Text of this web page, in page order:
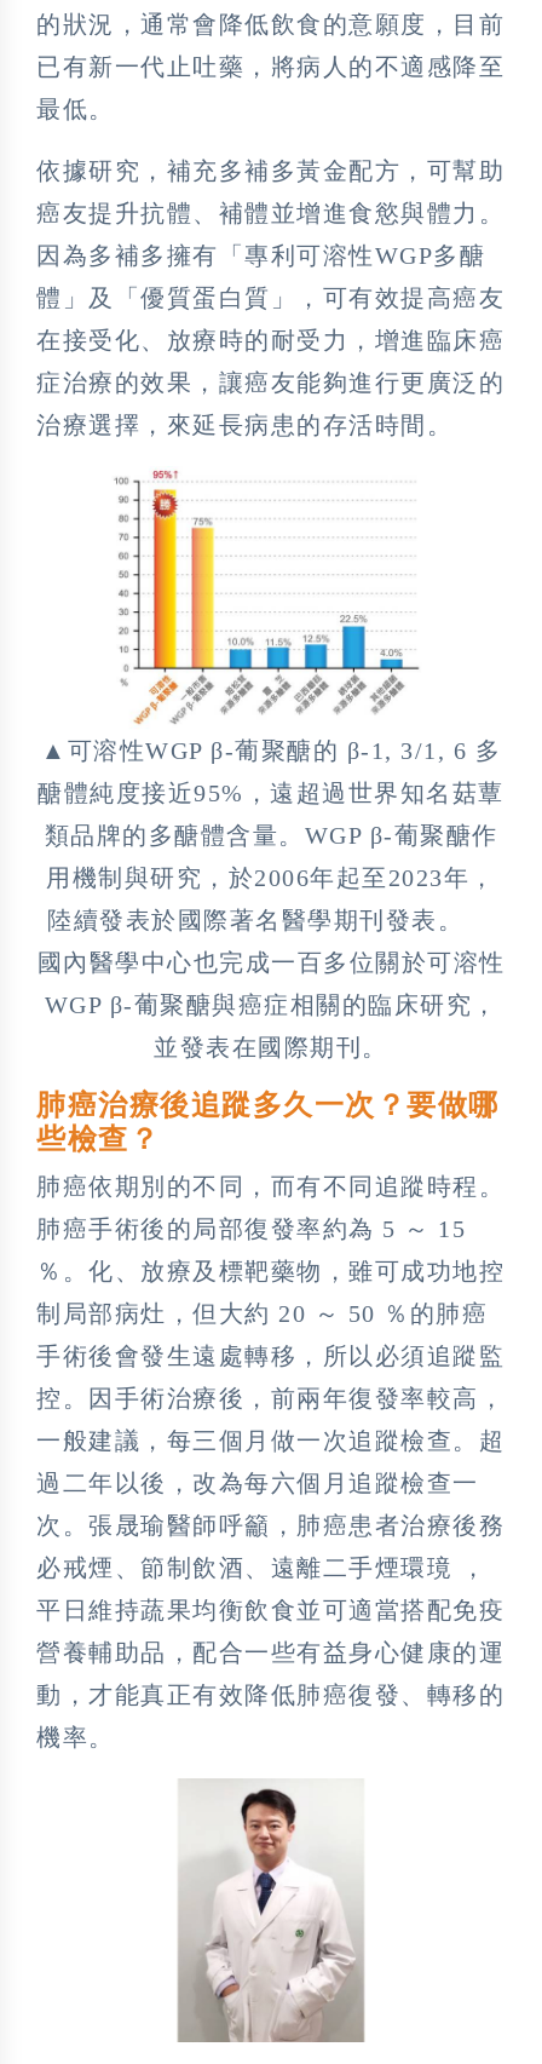
的狀況，通常會降低飲食的意願度，目前
已有新一代止吐藥，將病人的不適感降至
最低。
依據研究，補充多補多黃金配方，可幫助
癌友提升抗體、補體並增進食慾與體力。
因為多補多擁有「專利可溶性WGP多醣
體」及「優質蛋白質」，可有效提高癌友
在接受化、放療時的耐受力，增進臨床癌
症治療的效果，讓癌友能夠進行更廣泛的
治療選擇，來延長病患的存活時間。
▲可溶性WGP β-葡聚醣的 β-1, 3/1, 6 多
醣體純度接近95%，遠超過世界知名菇蕈
類品牌的多醣體含量。WGP β-葡聚醣作
用機制與研究，於2006年起至2023年，
陸續發表於國際著名醫學期刊發表。
國內醫學中心也完成一百多位關於可溶性
WGP β-葡聚醣與癌症相關的臨床研究，
並發表在國際期刊。
肺癌治療後追蹤多久一次？要做哪
些檢查？
肺癌依期別的不同，而有不同追蹤時程。
肺癌手術後的局部復發率約為 5 ～ 15
％。化、放療及標靶藥物，雖可成功地控
制局部病灶，但大約 20 ～ 50 ％的肺癌
手術後會發生遠處轉移，所以必須追蹤監
控。因手術治療後，前兩年復發率較高，
一般建議，每三個月做一次追蹤檢查。超
過二年以後，改為每六個月追蹤檢查一
次。張晟瑜醫師呼籲，肺癌患者治療後務
必戒煙、節制飲酒、遠離二手煙環璄 ，
平日維持蔬果均衡飲食並可適當搭配免疫
營養輔助品，配合一些有益身心健康的運
動，才能真正有效降低肺癌復發、轉移的
機率。